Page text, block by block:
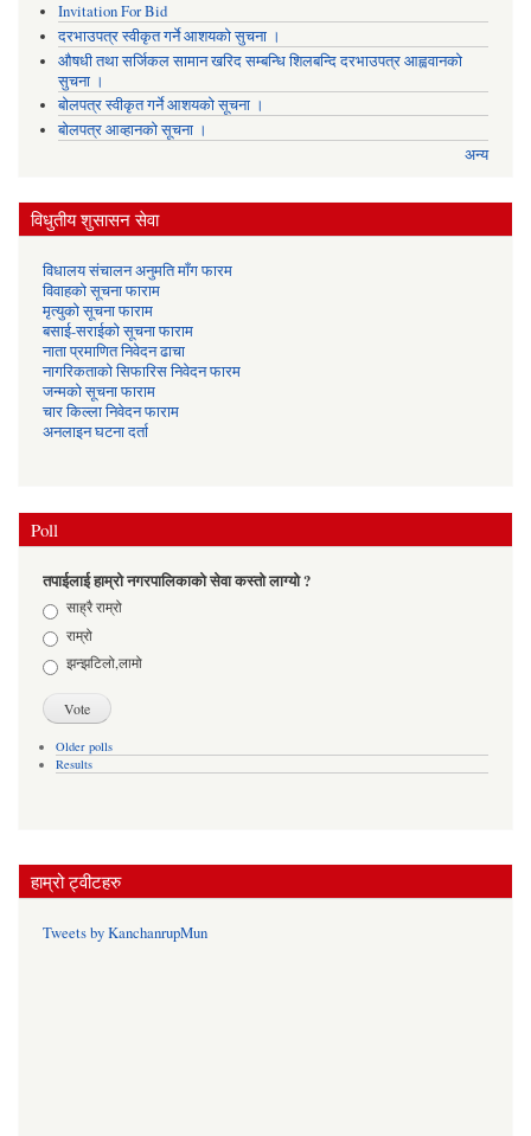
Invitation For Bid
दरभाउपत्र स्वीकृत गर्ने आशयको सुचना ।
औषधी तथा सर्जिकल सामान खरिद सम्बन्धि शिलबन्दि दरभाउपत्र आह्ववानको
सुचना ।
बोलपत्र स्वीकृत गर्ने आशयको सूचना ।
बोलपत्र आव्हानको सूचना ।
अन्य
विधुतीय शुसासन सेवा
विधालय संचालन अनुमति माँग फारम
विवाहको सूचना फाराम
मृत्युको सूचना फाराम
बसाई-सराईको सूचना फाराम
नाता प्रमाणित निवेदन ढाचा
नागरिकताको सिफारिस निवेदन फारम
जन्मको सूचना फाराम
चार किल्ला निवेदन फाराम
अनलाइन घटना दर्ता
Poll
तपाईलाई हाम्रो नगरपालिकाको सेवा कस्तो लाग्यो ?
Choicesसाह्रै राम्रो
राम्रो
झन्झटिलो,लामो
Older polls
Results
हाम्रो ट्वीटहरु
Tweets by KanchanrupMun